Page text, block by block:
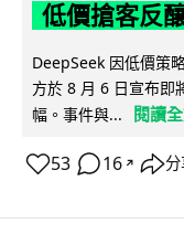
低價搶客反
DeepSeek 因低價策
方於 8 月 6 日宣布即
幅。事件與...
閱讀
53 16 ↗